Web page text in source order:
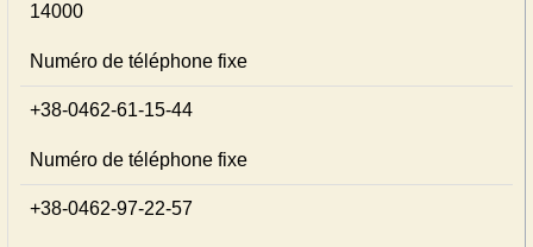
14000
Numéro de téléphone fixe
+38-0462-61-15-44
Numéro de téléphone fixe
+38-0462-97-22-57